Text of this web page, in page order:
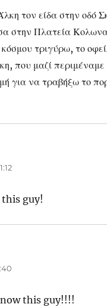
τον είδα στην οδό
στην Πλατεία
κόσμου τριγύρω, το
που μαζί περιμέναμε
για να τραβήξω το
guy!
this guy!!!!